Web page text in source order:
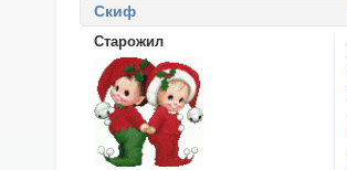
Cкиф
Старожил